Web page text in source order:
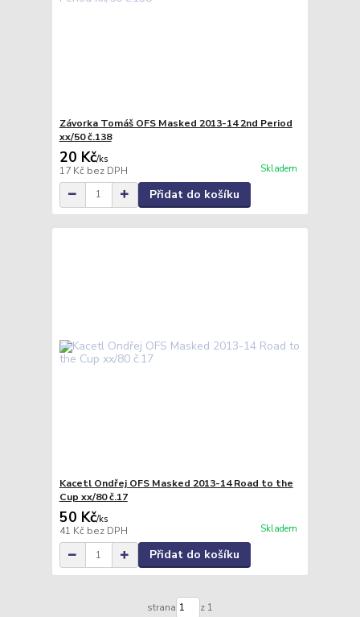
Závorka Tomáš OFS Masked 2013-14 2nd Period
xx/50 č.138
20 Kč/ks
17 Kč bez DPH Skladem
Přidat do košíku
Kacetl Ondřej OFS Masked 2013-14 Road to the
Cup xx/80 č.17
50 Kč/ks
41 Kč bez DPH Skladem
Přidat do košíku
strana z 1